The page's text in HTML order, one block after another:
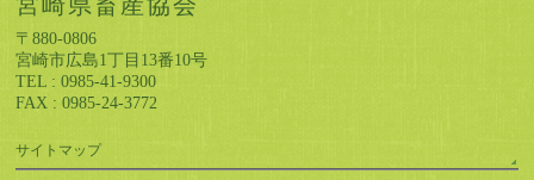
〒880-0806
宮崎市広島1丁目13番10号
TEL : 0985-41-9300
FAX : 0985-24-3772
サイトマップ